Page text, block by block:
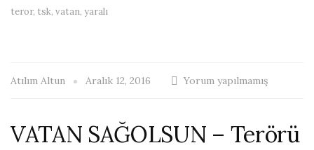
teror, tsk, vatan, yaralı
Atılım Altun Aralık 12, 2016 Yorum yapılmamış
VATAN SAĞOLSUN – Terörü